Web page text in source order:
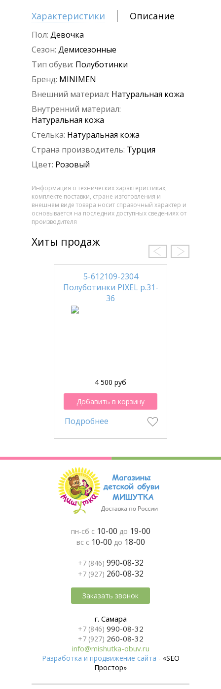
Характеристики Описание
Пол: Девочка
Сезон: Демисезонные
Тип обуви: Полуботинки
Бренд: MINIMEN
Внешний материал: Натуральная кожа
Внутренний материал:
Натуральная кожа
Стелька: Натуральная кожа
Страна производитель: Турция
Цвет: Розовый
Информация о технических характеристиках,
комплекте поставки, стране изготовления и
внешнем виде товара носит справочный характер и
основывается на последних доступных сведениях от
производителя
Хиты продаж
5-612109-2304
Полуботинки PIXEL р.31-
36
4 500 руб
Добавить в корзину
Подробнее
пн-сб с 10-00 до 19-00
вс с 10-00 до 18-00
+7 (846) 990-08-32
+7 (927) 260-08-32
Заказать звонок
г. Самара
+7 (846) 990-08-32
+7 (927) 260-08-32
info@mishutka-obuv.ru
Разработка и продвижение сайта - «SEO
Простор»